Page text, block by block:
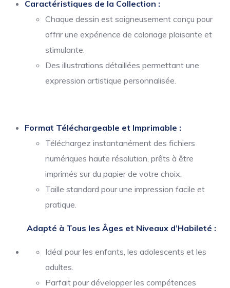
Caractéristiques de la Collection :
Chaque dessin est soigneusement conçu pour
offrir une expérience de coloriage plaisante et
stimulante.
Des illustrations détaillées permettant une
expression artistique personnalisée.
Format Téléchargeable et Imprimable :
Téléchargez instantanément des fichiers
numériques haute résolution, prêts à être
imprimés sur du papier de votre choix.
Taille standard pour une impression facile et
pratique.
Adapté à Tous les Âges et Niveaux d’Habileté :
Idéal pour les enfants, les adolescents et les
adultes.
Parfait pour développer les compétences